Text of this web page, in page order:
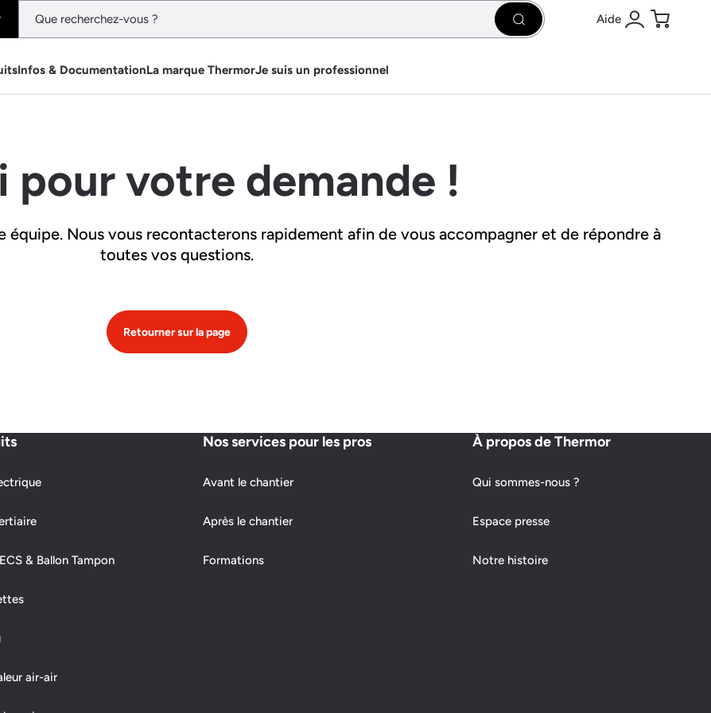
Rechercher Aide
Se connecter
Panier
Infos & DocumentationLa marque ThermorJe suis un professionnel
pour votre demande !
équipe. Nous vous recontacterons rapidement afin de vous accompagner et de répondre à
toutes vos questions.
Retourner sur la page
& Ballon Tampon
air-air
Nos services pour les pros
Avant le chantier
Après le chantier
Formations
À propos de Thermor
Qui sommes-nous ?
Espace presse
Notre histoire